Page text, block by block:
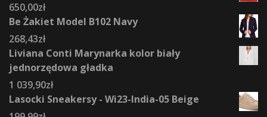
650,00zł
Be Żakiet Model B102 Navy
268,43zł
Liviana Conti Marynarka kolor biały
jednorzędowa gładka
1 039,90zł
Lasocki Sneakersy - Wi23-India-05 Beige